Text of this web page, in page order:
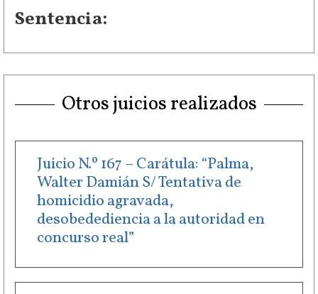
Sentencia:
Otros juicios realizados
Juicio N.º 167 – Carátula: “Palma,
Walter Damián S/ Tentativa de
homicidio agravada,
desobedediencia a la autoridad en
concurso real”